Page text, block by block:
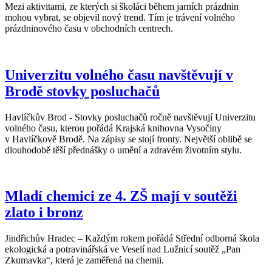
Mezi aktivitami, ze kterých si školáci během jarních prázdnin
mohou vybrat, se objevil nový trend. Tím je trávení volného
prázdninového času v obchodních centrech.
Univerzitu volného času navštěvují v
Brodě stovky posluchačů
Havlíčkův Brod - Stovky posluchačů ročně navštěvují Univerzitu
volného času, kterou pořádá Krajská knihovna Vysočiny
v Havlíčkově Brodě. Na zápisy se stojí fronty. Největší oblibě se
dlouhodobě těší přednášky o umění a zdravém životním stylu.
Mladí chemici ze 4. ZŠ mají v soutěži
zlato i bronz
Jindřichův Hradec – Každým rokem pořádá Střední odborná škola
ekologická a potravinářská ve Veselí nad Lužnicí soutěž „Pan
Zkumavka“, která je zaměřená na chemii.